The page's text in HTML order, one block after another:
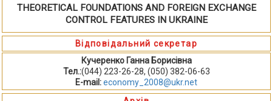
THEORETICAL FOUNDATIONS AND FOREIGN EXCHANGE
CONTROL FEATURES IN UKRAINE
Відповідальний секретар
Кучеренко Ганна Борисівна
Тел.:(044) 223-26-28, (050) 382-06-63
E-mail:economy_2008@ukr.net